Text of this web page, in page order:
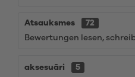
Atsauksmes
72
Bewertungen lesen,
aksesuāri 5